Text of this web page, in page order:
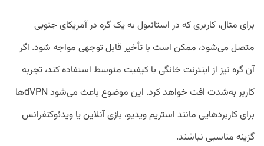
برای مثال، کاربری که در استانبول به یک گره در آمریکای جنوبی
متصل می‌شود، ممکن است با تأخیر قابل توجهی مواجه شود. اگر
آن گره نیز از اینترنت خانگی با کیفیت متوسط استفاده کند، تجربه
کاربر به‌شدت افت خواهد کرد. این موضوع باعث می‌شود dVPNها
برای کاربردهایی مانند استریم ویدیو، بازی آنلاین یا ویدئوکنفرانس
گزینه مناسبی نباشند.